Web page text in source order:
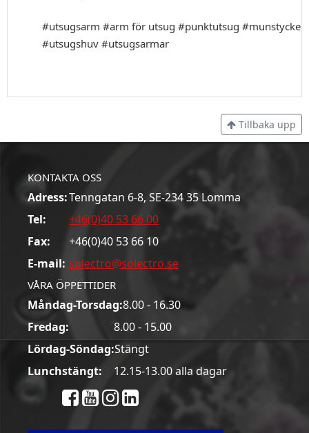
#utsugsarm #arm för utsug #punktutsug #munstycke
#utsugshuv #utsugsarmar
Tillbaka upp
KONTAKTA OSS
Adress:Tenngatan 6-8, SE-234 35 Lomma
Tel:
+46(0)40 53 66 00
Fax:
+46(0)40 53 66 10
E-mail: solectro@solectro.se
VÅRA ÖPPETTIDER
Måndag-Torsdag:8.00 - 16.30
Fredag:
8.00 - 15.00
Lördag-Söndag:Stängt
Lunchstängt:
12.15-13.00 alla dagar